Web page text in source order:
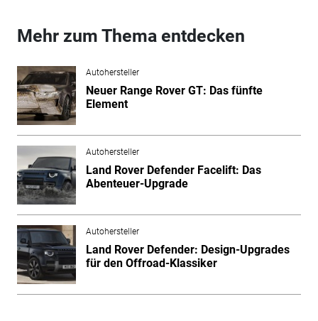
Mehr zum Thema entdecken
Autohersteller
Neuer Range Rover GT: Das fünfte
Element
Autohersteller
Land Rover Defender Facelift: Das
Abenteuer-Upgrade
Autohersteller
Land Rover Defender: Design-Upgrades
für den Offroad-Klassiker